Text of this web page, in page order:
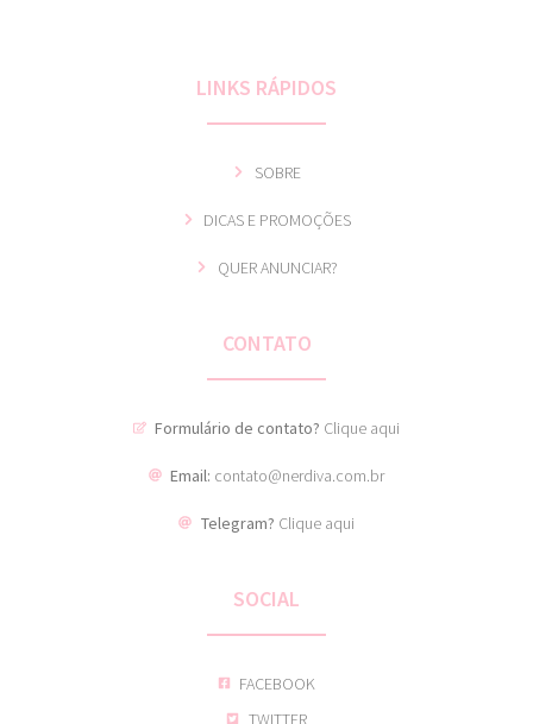
LINKS RÁPIDOS
SOBRE
DICAS E PROMOÇÕES
QUER ANUNCIAR?
CONTATO
Formulário de contato? Clique aqui
Email: contato@nerdiva.com.br
Telegram? Clique aqui
SOCIAL
FACEBOOK
TWITTER